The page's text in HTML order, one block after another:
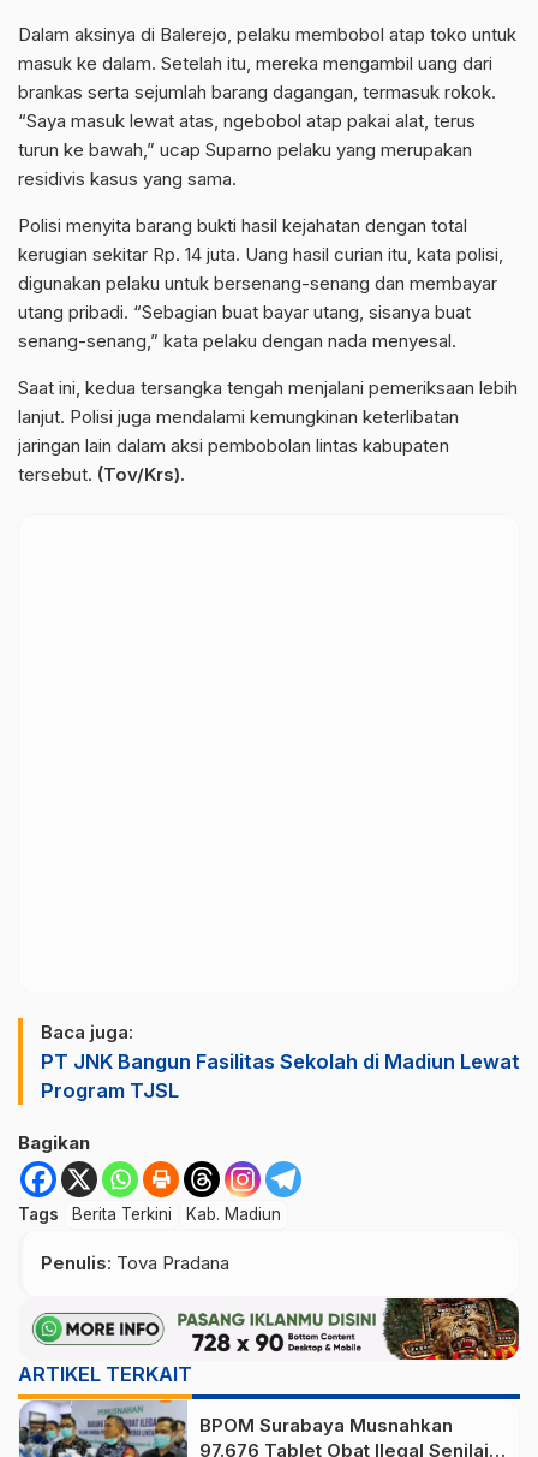
Dalam aksinya di Balerejo, pelaku membobol atap toko untuk
masuk ke dalam. Setelah itu, mereka mengambil uang dari
brankas serta sejumlah barang dagangan, termasuk rokok.
“Saya masuk lewat atas, ngebobol atap pakai alat, terus
turun ke bawah,” ucap Suparno pelaku yang merupakan
residivis kasus yang sama.
Polisi menyita barang bukti hasil kejahatan dengan total
kerugian sekitar Rp. 14 juta. Uang hasil curian itu, kata polisi,
digunakan pelaku untuk bersenang-senang dan membayar
utang pribadi. “Sebagian buat bayar utang, sisanya buat
senang-senang,” kata pelaku dengan nada menyesal.
Saat ini, kedua tersangka tengah menjalani pemeriksaan lebih
lanjut. Polisi juga mendalami kemungkinan keterlibatan
jaringan lain dalam aksi pembobolan lintas kabupaten
tersebut. (Tov/Krs).
Baca juga:
PT JNK Bangun Fasilitas Sekolah di Madiun Lewat
Program TJSL
Bagikan
Tags Berita Terkini Kab. Madiun
Penulis: Tova Pradana
ARTIKEL TERKAIT
BPOM Surabaya Musnahkan
97.676 Tablet Obat Ilegal Senilai